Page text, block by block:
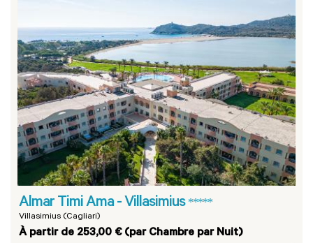
Almar Timi Ama - Villasimius *****
Villasimius (Cagliari)
À partir de 253,00 € (par Chambre par Nuit)